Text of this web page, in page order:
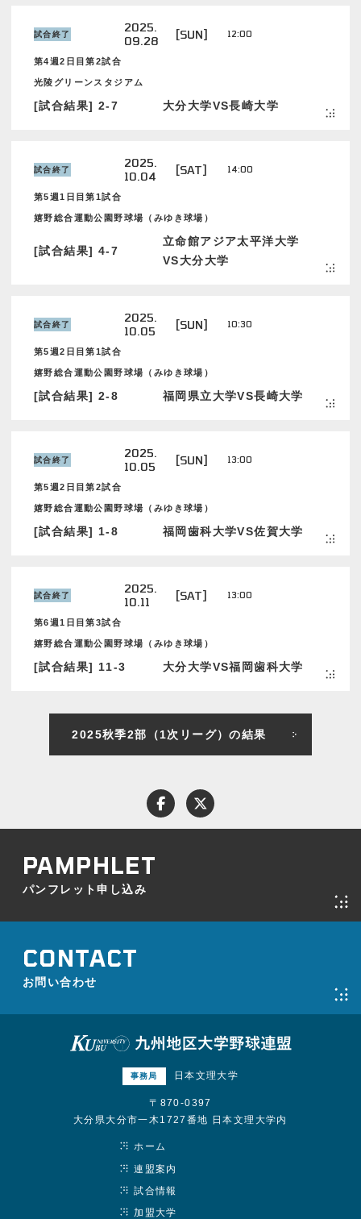
試合終了
2025.
09.28
[SUN] 12:00
第4週2日目第2試合
光陵グリーンスタジアム
[試合結果] 2-7 大分大学VS長崎大学
試合終了
2025.
10.04
[SAT] 14:00
第5週1日目第1試合
嬉野総合運動公園野球場（みゆき球場）
[試合結果] 4-7
立命館アジア太平洋大学
VS大分大学
試合終了
2025.
10.05
[SUN] 10:30
第5週2日目第1試合
嬉野総合運動公園野球場（みゆき球場）
[試合結果] 2-8 福岡県立大学VS長崎大学
試合終了
2025.
10.05
[SUN] 13:00
第5週2日目第2試合
嬉野総合運動公園野球場（みゆき球場）
[試合結果] 1-8 福岡歯科大学VS佐賀大学
試合終了
2025.
10.11
[SAT] 13:00
第6週1日目第3試合
嬉野総合運動公園野球場（みゆき球場）
[試合結果] 11-3 大分大学VS福岡歯科大学
2025秋季2部（1次リーグ）の結果
パンフレット申し込み
お問い合わせ
事務局 日本文理大学
〒870-0397
大分県大分市一木1727番地 日本文理大学内
ホーム
連盟案内
試合情報
加盟大学